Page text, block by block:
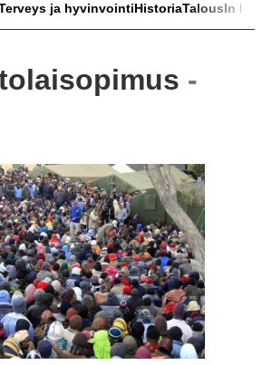
ja hyvinvointiHistoriaTalousIn
-